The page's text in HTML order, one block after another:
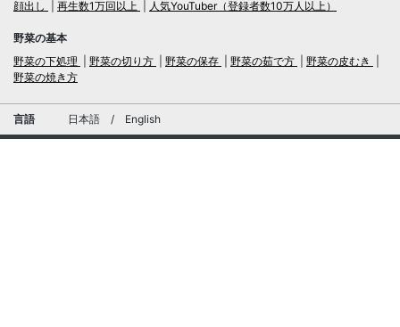
顔出し
再生数1万回以上 人気YouTuber（登録者数10万人以上）
野菜の基本
野菜の下処理
野菜の切り方 野菜の保存 野菜の茹で方
野菜の皮むき
野菜の焼き方
言語 日本語 / English